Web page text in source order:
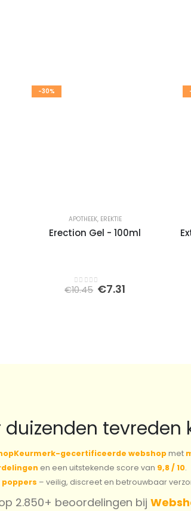
-30%
APOTHEEK, EREKTIE
Erection Gel - 100ml
0out of 5
€10.45 Oorspronkelijke
€7.31
tevreden
gecertificeerde webshopmet
en een uitstekende score van 9,8 / 10.
– veilig, discreet en betrouwbaar
2.850+ beoordelingen bij